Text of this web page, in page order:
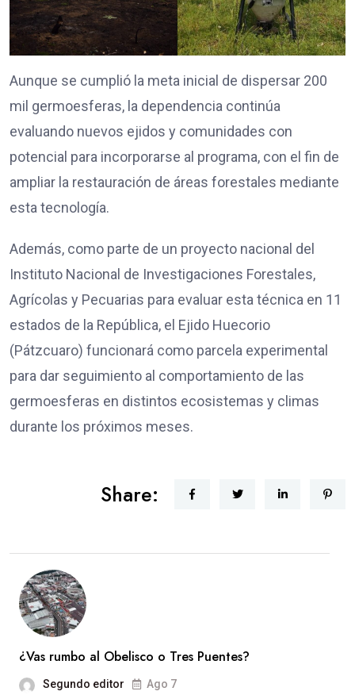
Aunque se cumplió la meta inicial de dispersar 200
mil germoesferas, la dependencia continúa
evaluando nuevos ejidos y comunidades con
potencial para incorporarse al programa, con el fin de
ampliar la restauración de áreas forestales mediante
esta tecnología.
Además, como parte de un proyecto nacional del
Instituto Nacional de Investigaciones Forestales,
Agrícolas y Pecuarias para evaluar esta técnica en 11
estados de la República, el Ejido Huecorio
(Pátzcuaro) funcionará como parcela experimental
para dar seguimiento al comportamiento de las
germoesferas en distintos ecosistemas y climas
durante los próximos meses.
Share:
¿Vas rumbo al Obelisco o Tres Puentes?
Segundo editor Ago 7